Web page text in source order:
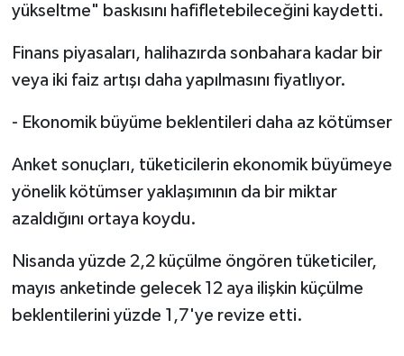
yükseltme" baskısını hafifletebileceğini kaydetti.
Finans piyasaları, halihazırda sonbahara kadar bir
veya iki faiz artışı daha yapılmasını fiyatlıyor.
- Ekonomik büyüme beklentileri daha az kötümser
Anket sonuçları, tüketicilerin ekonomik büyümeye
yönelik kötümser yaklaşımının da bir miktar
azaldığını ortaya koydu.
Nisanda yüzde 2,2 küçülme öngören tüketiciler,
mayıs anketinde gelecek 12 aya ilişkin küçülme
beklentilerini yüzde 1,7'ye revize etti.